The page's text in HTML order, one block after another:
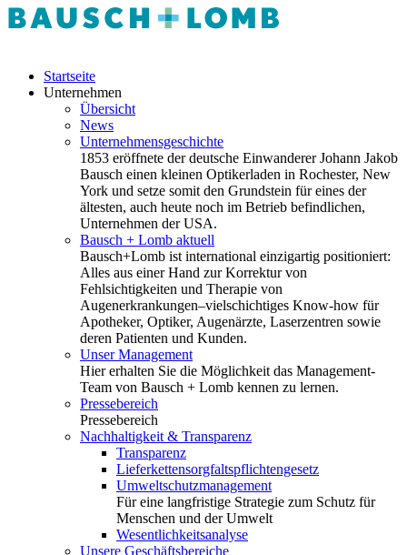
Startseite
Unternehmen
Übersicht
News
Unternehmensgeschichte
1853 eröffnete der deutsche Einwanderer Johann Jakob
Bausch einen kleinen Optikerladen in Rochester, New
York und setze somit den Grundstein für eines der
ältesten, auch heute noch im Betrieb befindlichen,
Unternehmen der USA.
Bausch + Lomb aktuell
Bausch+Lomb ist international einzigartig positioniert:
Alles aus einer Hand zur Korrektur von
Fehlsichtigkeiten und Therapie von
Augenerkrankungen–vielschichtiges Know-how für
Apotheker, Optiker, Augenärzte, Laserzentren sowie
deren Patienten und Kunden.
Unser Management
Hier erhalten Sie die Möglichkeit das Management-
Team von Bausch + Lomb kennen zu lernen.
Pressebereich
Pressebereich
Nachhaltigkeit & Transparenz
Transparenz
Lieferkettensorgfaltspflichtengesetz
Umweltschutzmanagement
Für eine langfristige Strategie zum Schutz für
Menschen und der Umwelt
Wesentlichkeitsanalyse
Unsere Geschäftsbereiche